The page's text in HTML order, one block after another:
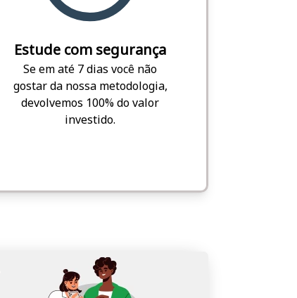
Estude com segurança
Se em até 7 dias você não
gostar da nossa metodologia,
devolvemos 100% do valor
investido.